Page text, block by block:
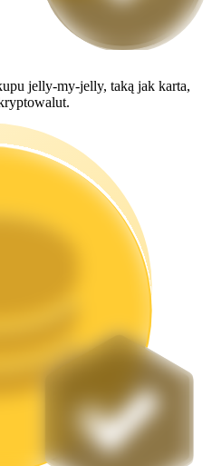
dostęp
aby zarabiać na popularnych
jelly-my-jelly, taką jak karta,